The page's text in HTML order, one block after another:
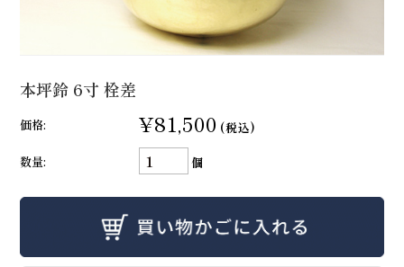
本坪鈴 6寸 栓差
価格: ¥81,500 (税込)
数量:
個